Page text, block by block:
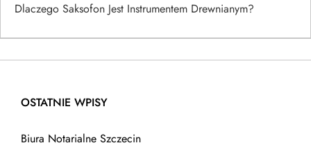
Dlaczego Saksofon Jest Instrumentem Drewnianym?
OSTATNIE WPISY
Biura Notarialne Szczecin